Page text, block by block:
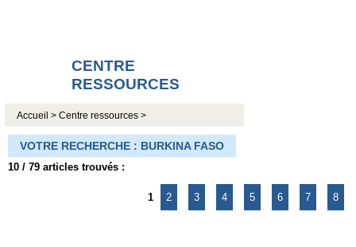
CENTRE
RESSOURCES
Accueil >Centre ressources >
VOTRE RECHERCHE : BURKINA FASO
10 / 79 articles trouvés :
1 2 3 4 5 6 7 8